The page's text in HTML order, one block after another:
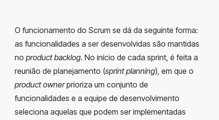
O funcionamento do Scrum se dá da seguinte forma:
as funcionalidades a ser desenvolvidas são mantidas
no product backlog. No início de cada sprint, é feita a
reunião de planejamento (sprint planning), em que o
product ownerprioriza um conjunto de
funcionalidades e a equipe de desenvolvimento
seleciona aquelas que podem ser implementadas